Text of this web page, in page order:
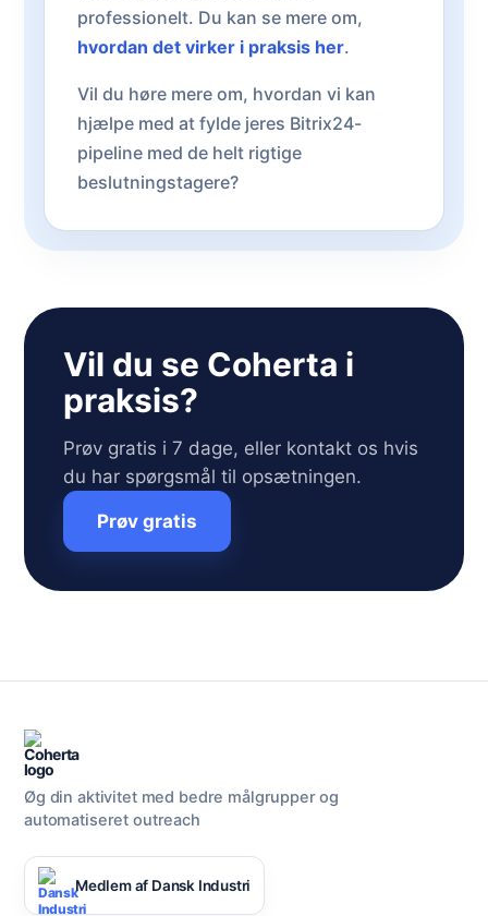
professionelt. Du kan se mere om,
hvordan det virker i praksis her.
Vil du høre mere om, hvordan vi kan
hjælpe med at fylde jeres Bitrix24-
pipeline med de helt rigtige
beslutningstagere?
Vil du se Coherta i
praksis?
Prøv gratis i 7 dage, eller kontakt os hvis
du har spørgsmål til opsætningen.
Prøv gratis
Øg din aktivitet med bedre målgrupper og
automatiseret outreach
Medlem af Dansk Industri